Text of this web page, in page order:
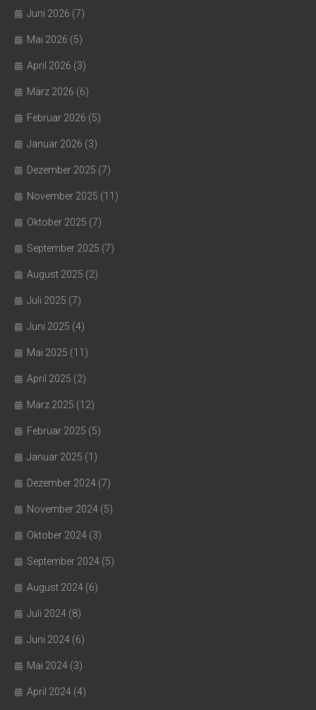
Juni 2026 (7)
Mai 2026 (5)
April 2026 (3)
März 2026 (6)
Februar 2026 (5)
Januar 2026 (3)
Dezember 2025 (7)
November 2025 (11)
Oktober 2025 (7)
September 2025 (7)
August 2025 (2)
Juli 2025 (7)
Juni 2025 (4)
Mai 2025 (11)
April 2025 (2)
März 2025 (12)
Februar 2025 (5)
Januar 2025 (1)
Dezember 2024 (7)
November 2024 (5)
Oktober 2024 (3)
September 2024 (5)
August 2024 (6)
Juli 2024 (8)
Juni 2024 (6)
Mai 2024 (3)
April 2024 (4)